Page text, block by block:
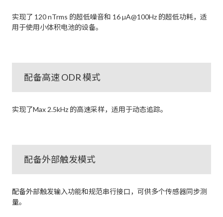
实现了 120 nTrms 的超低噪音和 16 µA@100Hz 的超低功耗，适
用于使用小体积电池的设备。
配备高速 ODR 模式
实现了Max 2.5kHz 的高速采样，适用于动态追踪。
配备外部触发模式
配备外部触发输入功能和规范串行接口，可供多个传感器同步测
量。